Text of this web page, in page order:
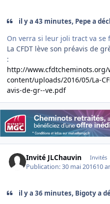
il y a 43 minutes, Pepe a
On verra si leur joli tract va se
La CFDT lève son préavis de
:
http://www.cfdtcheminots.org/
content/uploads/2016/05/La-
avis-de-gr--ve.pdf
Invité JLChauvin Invités
Publication:30 mai 201610
il y a 36 minutes, Bigoty a